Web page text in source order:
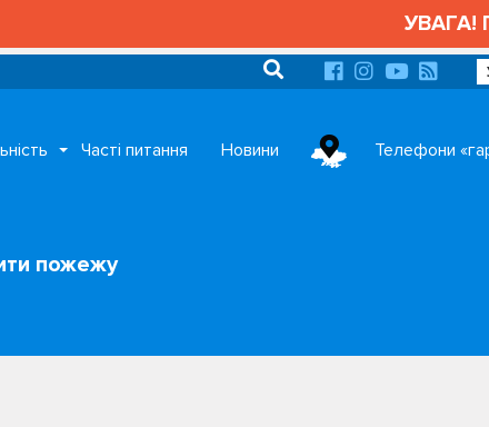
УВАГА!
Часті питання Новини Телефони
пожежу